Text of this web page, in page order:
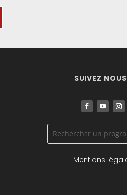
SUIVEZ
Mentions